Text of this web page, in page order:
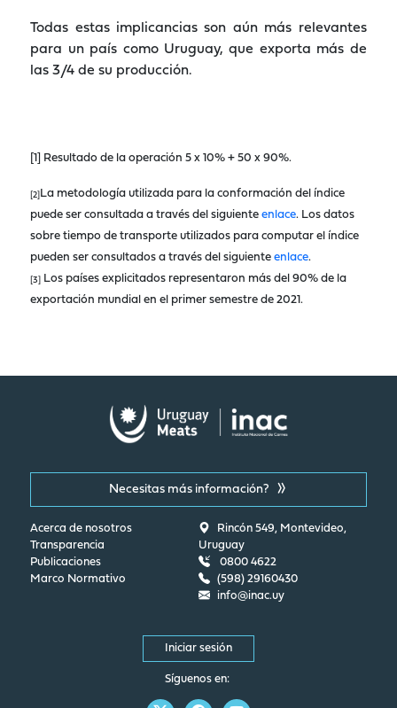
Todas estas implicancias son aún más relevantes
para un país como Uruguay, que exporta más de
las 3/4 de su producción.
[1] Resultado de la operación 5 x 10% + 50 x 90%.
[2] La metodología utilizada para la conformación del índice
puede ser consultada a través del siguienteenlace. Los datos
sobre tiempo de transporte utilizados para computar el índice
pueden ser consultados a través del siguienteenlace.
[3]
Los países explicitados representaron más del 90% de la
exportación mundial en el primer semestre de 2021.
Necesitas más información?
Acerca de nosotros
Transparencia
Publicaciones
Marco Normativo
Rincón 549, Montevideo,
Uruguay
0800 4622
(598) 29160430
info@inac.uy
Iniciar sesión
Síguenos en: